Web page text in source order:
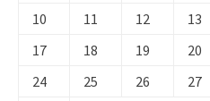
10
11 12 13
17
18 19 20
24
25 26 27